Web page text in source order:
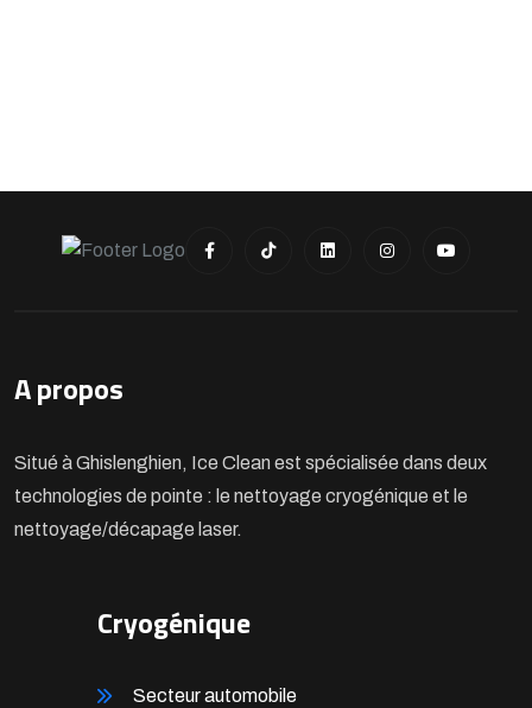
A propos
Situé à Ghislenghien, Ice Clean est spécialisée dans deux
technologies de pointe : le nettoyage cryogénique et le
nettoyage/décapage laser.
Cryogénique
Secteur automobile